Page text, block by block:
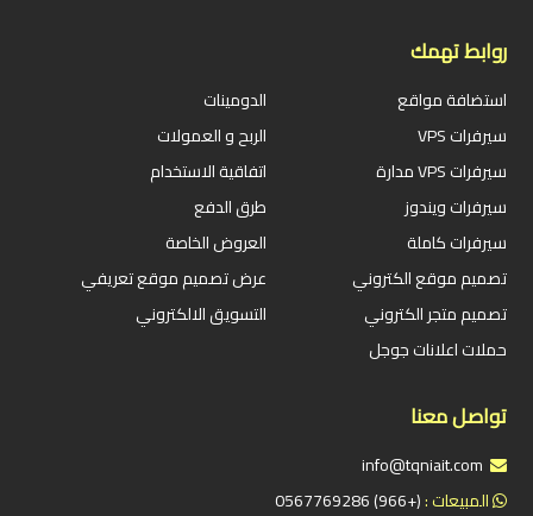
روابط تهمك
استضافة مواقع
سيرفرات VPS
سيرفرات VPS مدارة
سيرفرات ويندوز
سيرفرات كاملة
تصميم موقع الكتروني
تصميم متجر الكتروني
حملات اعلانات جوجل
الدومينات
الربح و العمولات
اتفاقية الاستخدام
طرق الدفع
العروض الخاصة
عرض تصميم موقع تعريفي
التسويق الالكتروني
تواصل معنا
المبيعات :(+966) 0567769286